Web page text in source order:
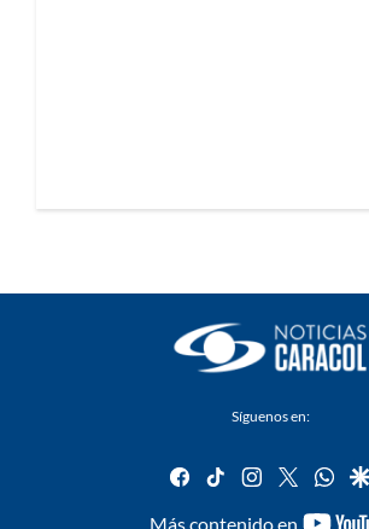
Síguenos en:
facebook
tiktok instagram
twitter
Más contenido en